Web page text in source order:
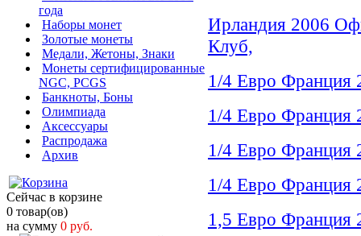
года
Наборы монет
Золотые монеты
Медали, Жетоны, Знаки
Монеты сертифицированные
NGC, PCGS
Банкноты, Боны
Олимпиада
Аксессуары
Распродажа
Архив
Сейчас в корзине
0 товар(ов)
на сумму 0 руб.
Ирландия 2006
Клуб,
1/4 Евро Франция
1/4 Евро Франция
1/4 Евро Франция
1/4 Евро Франция
1,5 Евро Франция